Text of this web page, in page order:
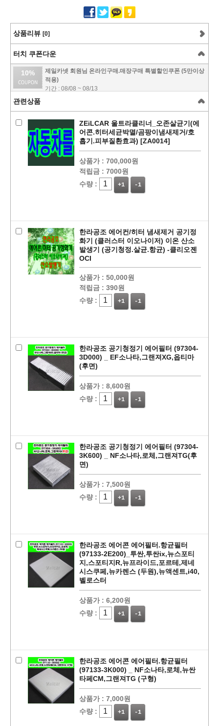
페이코 라이
PAYCO 바로
구매
상품리뷰 [0]
터치 쿠폰다운
10%
제일카넷 회원님 온라인구매.매장구매 특별할인쿠폰 (5만이상
적용)
기간 : 08/08 ~ 08/13
관련상품
ZEiLCAR 울트라클리너_오존살균기(에
어콘.히터세균박멸/곰팡이냄새제거/호
흡기.피부질환효과) [ZA0014]
상품가 : 700,000원
적립금 : 7000원
수량 :
+1 -1
한라공조 에어컨/히터 냄새제거 공기정
화기 (클러스터 이오나이저) 이온 산소
발생기 (공기청정.살균.항균) -클리오젠
OCI
상품가 : 50,000원
적립금 : 390원
수량 :
+1 -1
한라공조 공기청정기 에어필터 (97304-
3D000) _ EF소나타,그랜져XG,옵티마
(후면)
상품가 : 8,600원
수량 :
+1 -1
한라공조 공기청정기 에어필터 (97304-
3K600) _ NF소나타,로체,그랜져TG(후
면)
상품가 : 7,500원
수량 :
+1 -1
한라공조 에어콘 에어필터.항균필터
(97133-2E200)_투싼,투싼ix,뉴스포티
지,스포티지R,뉴프라이드,포르테,제네
시스쿠페,뉴카렌스 (두원),뉴액센트,i40,
벨로스터
상품가 : 6,200원
수량 :
+1 -1
한라공조 에어콘 에어필터.항균필터
(97133-3K000) _ NF소나타,로체,뉴싼
타페CM,그랜져TG (구형)
상품가 : 7,000원
수량 :
+1 -1